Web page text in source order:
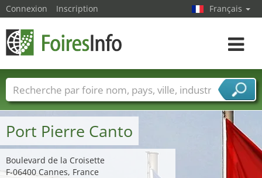
Port Pierre Canto
Boulevard de la Croisette
F-06400 Cannes, France
Connexion Inscription Français
Toggle
Foire noms Pays Villes
Secteurs de foire
Secteurs du fournisseur de services